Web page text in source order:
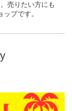
売りたい方にも
プです。